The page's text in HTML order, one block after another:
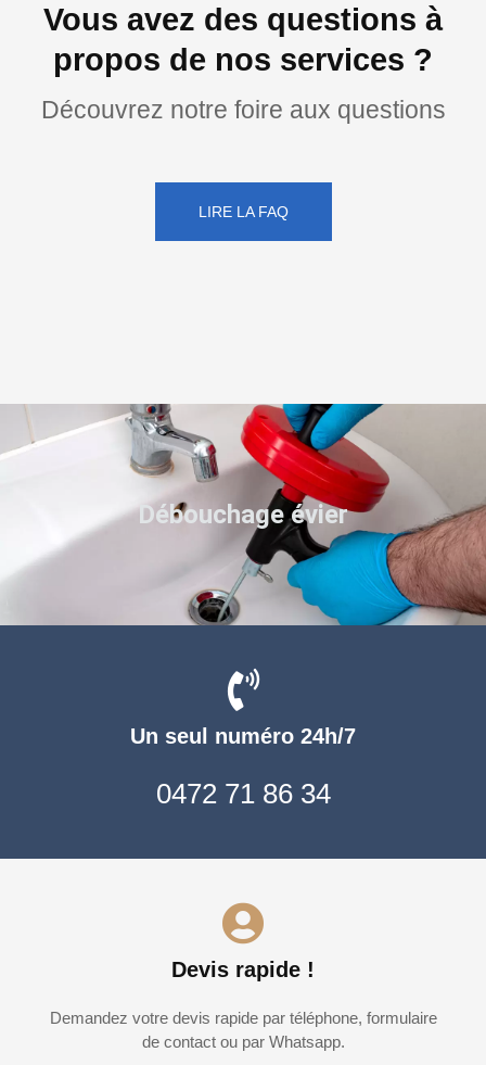
Vous avez des questions à
propos de nos services ?
Découvrez notre foire aux questions
LIRE LA FAQ
Un seul numéro 24h/7
0472 71 86 34
Devis rapide !
Demandez votre devis rapide par téléphone, formulaire
de contact ou par Whatsapp.
Débouchage évier